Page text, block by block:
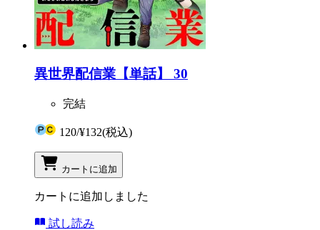
異世界配信業【単話】 30
完結
120/¥132(税込)
カートに追加
カートに追加しました
試し読み